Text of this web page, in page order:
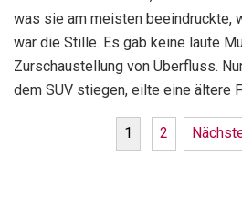
was sie am meisten beeindruckte,
war die Stille. Es gab keine laute
Zurschaustellung von Überfluss.
dem SUV stiegen, eilte eine ältere
1 2